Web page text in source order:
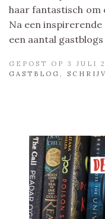
haar fantastisch om
Na een
een aantal
GEPOST OP 3 JULI
GASTBLOG